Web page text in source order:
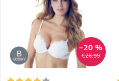
t
t
o
€26,99
–20 %